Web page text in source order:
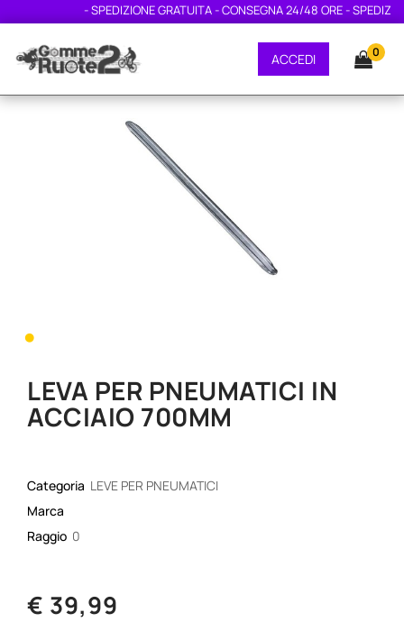
- SPEDIZIONE GRATUITA - CONSEGNA 24/48 ORE -
ACCEDI 0
•
LEVA PER PNEUMATICI IN
ACCIAIO 700MM
Categoria LEVE PER PNEUMATICI
Marca
Raggio 0
€ 39,99